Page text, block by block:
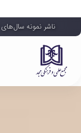
ناشر نمونه سال‌های ۱۳۹۳ و ۱۳۹۴ و ۱۳۹۷ جمهوری اسلامی ایران